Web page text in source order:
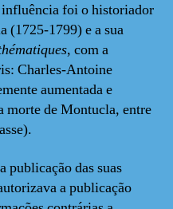
foi o historiador
(1725-1799) e a sua
, com a
Charles-Antoine
aumentada e
morte de Montucla, entre
publicação das suas
a publicação